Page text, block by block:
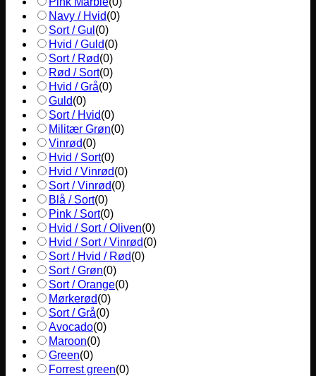
Navy / Hvid(0)
Sort / Gul (0)
Hvid / Guld(0)
Sort / Rød(0)
Rød / Sort(0)
Hvid / Grå(0)
Guld(0)
Sort / Hvid(0)
Militær Grøn(0)
Vinrød(0)
Hvid / Sort(0)
Hvid / Vinrød(0)
Sort / Vinrød(0)
Blå / Sort(0)
Pink / Sort(0)
Hvid / Sort / Oliven(0)
Hvid / Sort / Vinrød(0)
Sort / Hvid / Rød(0)
Sort / Grøn(0)
Sort / Orange(0)
Mørkerød(0)
Sort / Grå(0)
Avocado(0)
Maroon(0)
Green(0)
Forrest green(0)